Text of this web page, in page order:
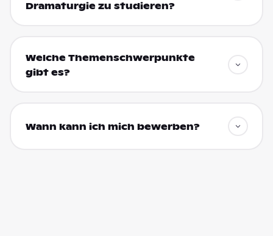
Dramaturgie zu studieren?
Welche Themenschwerpunkte
gibt es?
Wann kann ich mich bewerben?